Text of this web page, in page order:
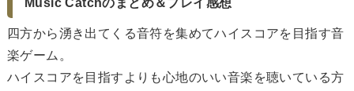
四方から湧き出てくる音符を集めてハイスコアを目指す音
楽ゲーム。
ハイスコアを目指すよりも心地のいい音楽を聴いている方